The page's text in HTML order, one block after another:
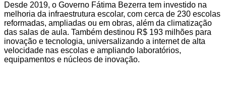
Desde 2019, o Governo Fátima Bezerra tem investido na
melhoria da infraestrutura escolar, com cerca de 230 escolas
reformadas, ampliadas ou em obras, além da climatização
das salas de aula. Também destinou R$ 193 milhões para
inovação e tecnologia, universalizando a internet de alta
velocidade nas escolas e ampliando laboratórios,
equipamentos e núcleos de inovação.